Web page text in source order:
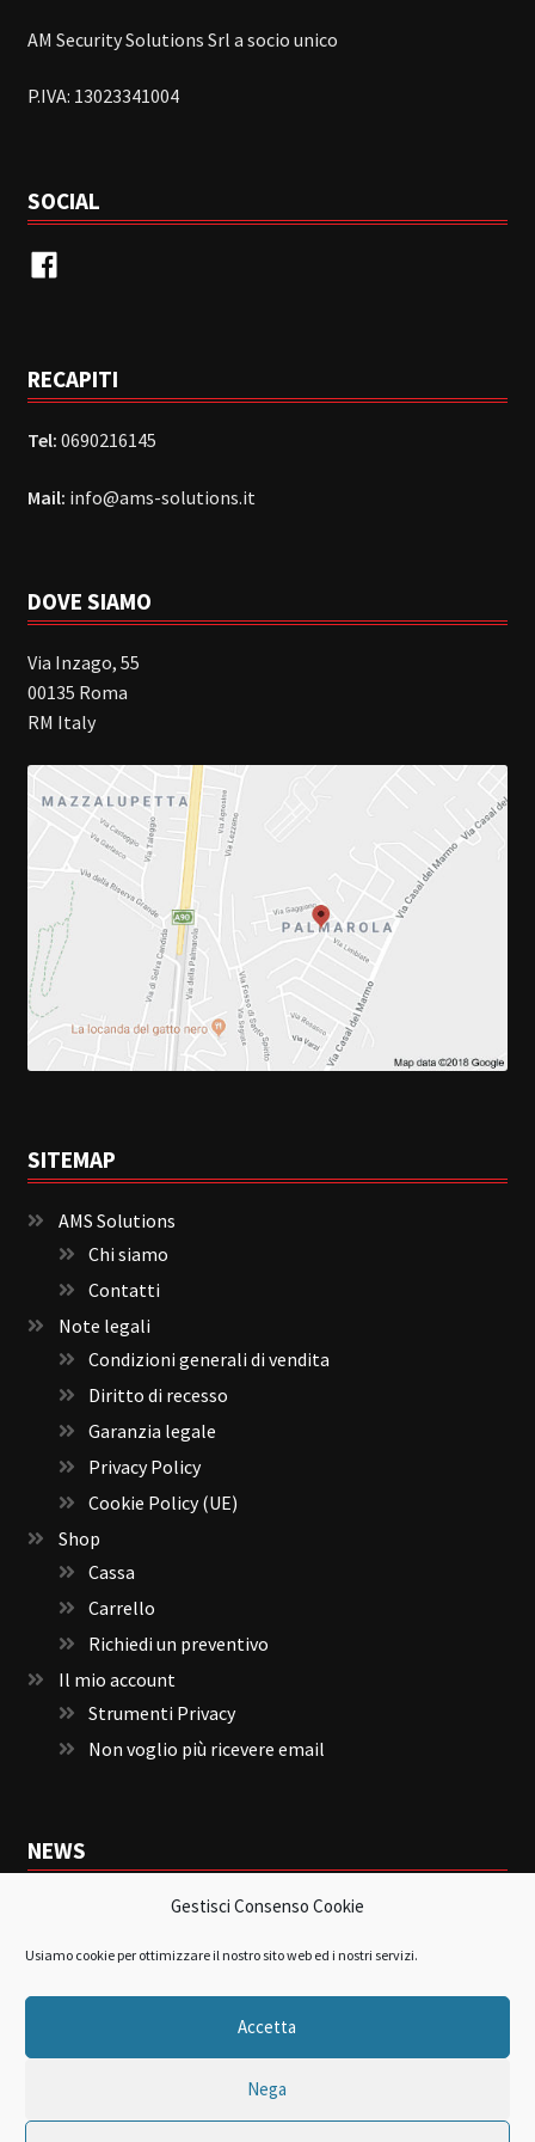
Gestisci Consenso Cookie
Usiamo cookie per ottimizzare il nostro sito web ed i nostri servizi.
Accetta
Nega
AM Security Solutions Srl a socio unico
P.IVA: 13023341004
SOCIAL
RECAPITI
Tel: 0690216145
Mail: info@ams-solutions.it
DOVE SIAMO
Via Inzago, 55
00135 Roma
RM Italy
SITEMAP
AMS Solutions
Chi siamo
Contatti
Note legali
Condizioni generali di vendita
Diritto di recesso
Garanzia legale
Privacy Policy
Cookie Policy (UE)
Shop
Cassa
Carrello
Richiedi un preventivo
Il mio account
Strumenti Privacy
Non voglio più ricevere email
NEWS
Sensore con video verifica24 Marzo 2020
Ajax Novo Hub Plus24 Marzo 2020
Ajax kit allarme senza fili28 Novembre 2018